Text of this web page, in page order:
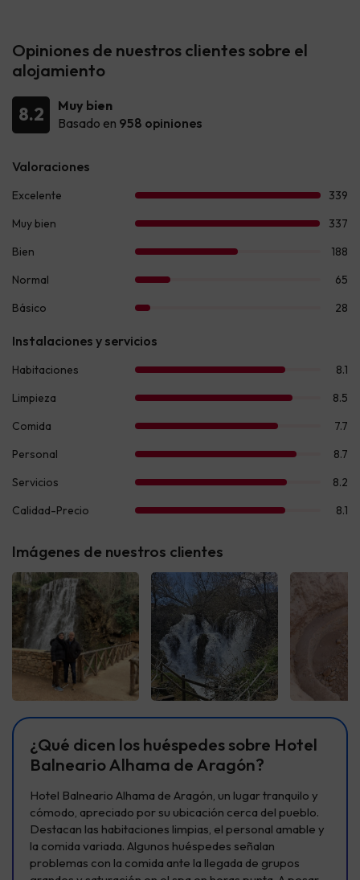
Opiniones de nuestros clientes sobre el
alojamiento
8.2
Muy bien
Basado en 958 opiniones
Imágenes de nuestros clientes
¿Qué dicen los huéspedes sobre Hotel
Balneario Alhama de Aragón?
Hotel Balneario Alhama de Aragón, un lugar tranquilo y
cómodo, apreciado por su ubicación cerca del pueblo.
Destacan las habitaciones limpias, el personal amable y
la comida variada. Algunos huéspedes señalan
problemas con la comida ante la llegada de grupos